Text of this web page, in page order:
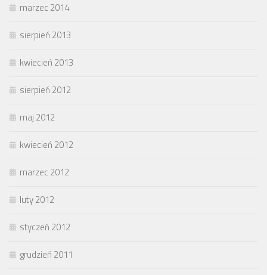
marzec 2014
sierpień 2013
kwiecień 2013
sierpień 2012
maj 2012
kwiecień 2012
marzec 2012
luty 2012
styczeń 2012
grudzień 2011